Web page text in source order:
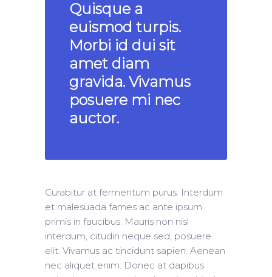
Quisque a
euismod turpis.
Morbi id dui sit
amet diam
gravida. Vivamus
posuere mi nec
auctor.
Curabitur at fermentum purus. Interdum
et malesuada fames ac ante ipsum
primis in faucibus. Mauris non nisl
interdum, citudin neque sed, posuere
elit. Vivamus ac tincidunt sapien. Aenean
nec aliquet enim. Donec at dapibus